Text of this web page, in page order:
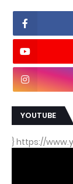
YOUTUBE
} https://